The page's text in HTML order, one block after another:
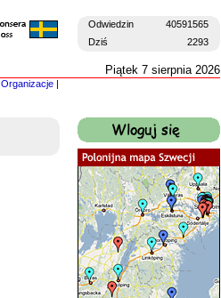
Odwiedzin
40591565
Dziś
2293
Piątek 7 sierpnia 2026
Organizacje |